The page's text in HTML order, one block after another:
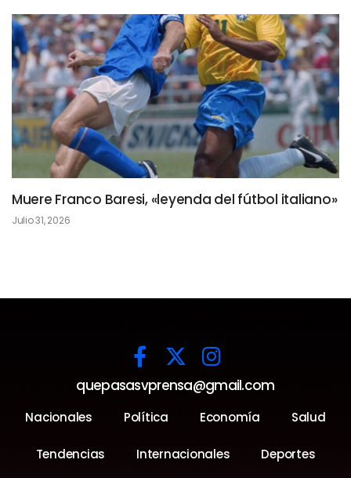
Muere Franco Baresi, «leyenda del fútbol italiano»
Julio 31, 2026
quepasasvprensa@gmail.com
Nacionales Política Economía Salud
Tendencias Internacionales Deportes